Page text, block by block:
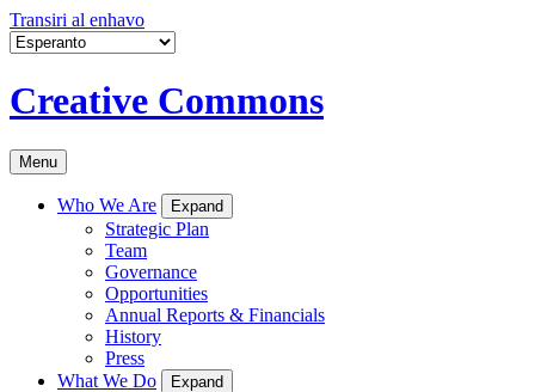
Transiri al enhavo
Creative Commons
Menu
Who We Are Expand
Strategic Plan
Team
Governance
Opportunities
Annual Reports & Financials
History
Press
What We Do
Expand